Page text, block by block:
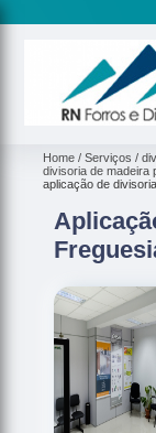
Home Serviços
divisoria de madeira
aplicação de